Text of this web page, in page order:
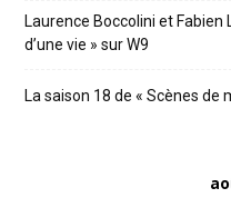
Laurence Boccolini et
d’une vie » sur W9
La saison 18 de « Scènes de